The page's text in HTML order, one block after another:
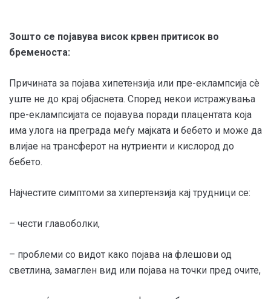
Зошто се појавува висок крвен притисок во
бременоста:
Причината за појава хипетензија или пре-еклампсија сè
уште не до крај објаснета. Според некои истражувања
пре-еклампсијата се појавува поради плацентата која
има улога на преграда меѓу мајката и бебето и може да
влијае на трансферот на нутриенти и кислород до
бебето.
Најчестите симптоми за хипертензија кај трудници се:
– чести главоболки,
– проблеми со видот како појава на флешови од
светлина, замаглен вид или појава на точки пред очите,